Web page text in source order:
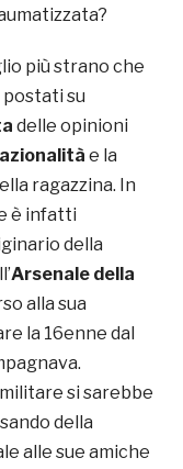
più strano che
su
delle opinioni
e la
ragazzina. In
è infatti
della
Arsenale della
alla sua
la 16enne dal
si sarebbe
della
alle sue amiche